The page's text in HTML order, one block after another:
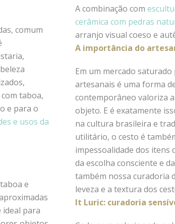
comum
e para o
e usos da
e
ideal para
A combinação com
cerâmica com pedras
arranjo visual coeso e
A importância do
Em um mercado
artesanais é uma forma
contemporâneo valoriza
objeto. E é exatamente
na cultura brasileira e
utilitário, o cesto é
impessoalidade dos itens
da escolha consciente e da
também nossa curadoria
leveza e a textura dos
It Luric: curadoria